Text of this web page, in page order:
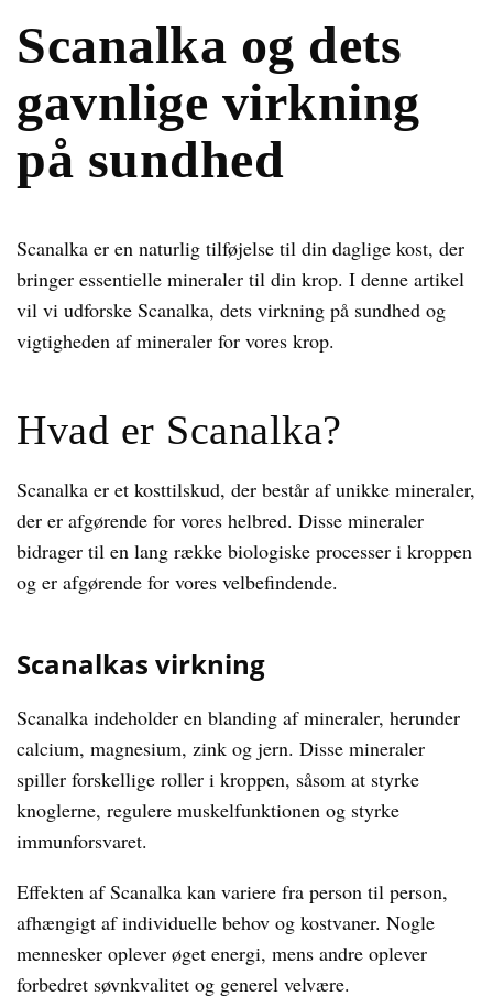
Scanalka og dets
gavnlige virkning
på sundhed
Scanalka er en naturlig tilføjelse til din daglige kost, der
bringer essentielle mineraler til din krop. I denne artikel
vil vi udforske Scanalka, dets virkning på sundhed og
vigtigheden af mineraler for vores krop.
Hvad er Scanalka?
Scanalka er et kosttilskud, der består af unikke mineraler,
der er afgørende for vores helbred. Disse mineraler
bidrager til en lang række biologiske processer i kroppen
og er afgørende for vores velbefindende.
Scanalkas virkning
Scanalka indeholder en blanding af mineraler, herunder
calcium, magnesium, zink og jern. Disse mineraler
spiller forskellige roller i kroppen, såsom at styrke
knoglerne, regulere muskelfunktionen og styrke
immunforsvaret.
Effekten af Scanalka kan variere fra person til person,
afhængigt af individuelle behov og kostvaner. Nogle
mennesker oplever øget energi, mens andre oplever
forbedret søvnkvalitet og generel velvære.